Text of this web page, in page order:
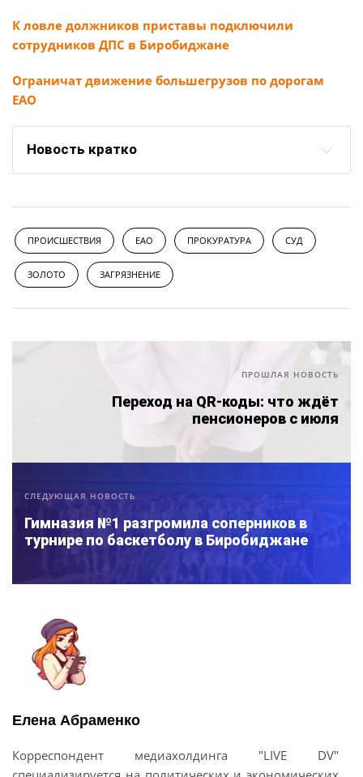
К ловле должников приставы подключили
сотрудников ДПС в Биробиджане
Ограничат движение большегрузов по дорогам
ЕАО
Новость кратко
ПРОИСШЕСТВИЯ ЕАО ПРОКУРАТУРА СУД
ЗОЛОТО ЗАГРЯЗНЕНИЕ
ПРОШЛАЯ НОВОСТЬ
Переход на QR-коды: что ждёт
пенсионеров с июля
СЛЕДУЮЩАЯ НОВОСТЬ
Гимназия №1 разгромила соперников в
турнире по баскетболу в Биробиджане
Елена Абраменко
Корреспондент медиахолдинга "LIVE DV"